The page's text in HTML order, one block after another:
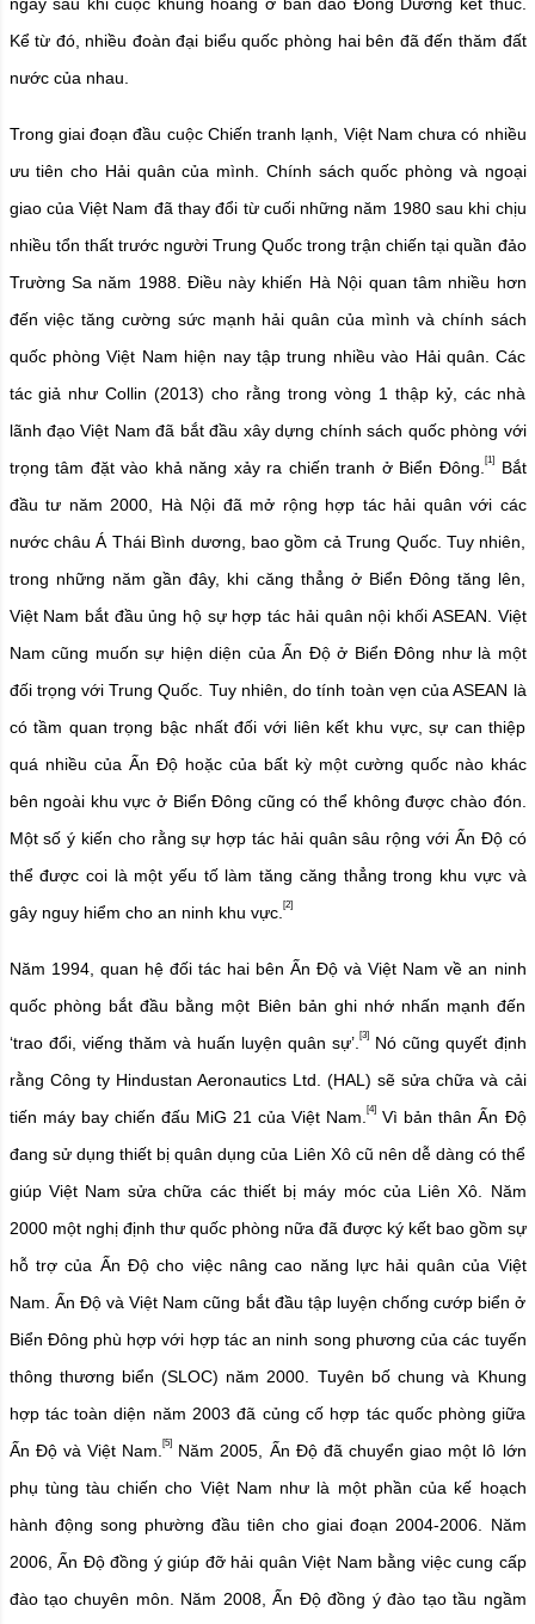
Kể từ đó, nhiều đoàn đại biểu quốc phòng hai bên đã đến thăm đất
nước của nhau.
Trong giai đoạn đầu cuộc Chiến tranh lạnh, Việt Nam chưa có nhiều
ưu tiên cho Hải quân của mình. Chính sách quốc phòng và ngoại
giao của Việt Nam đã thay đổi từ cuối những năm 1980 sau khi chịu
nhiều tổn thất trước người Trung Quốc trong trận chiến tại quần đảo
Trường Sa năm 1988. Điều này khiến Hà Nội quan tâm nhiều hơn
đến việc tăng cường sức mạnh hải quân của mình và chính sách
quốc phòng Việt Nam hiện nay tập trung nhiều vào Hải quân. Các
tác giả như Collin (2013) cho rằng trong vòng 1 thập kỷ, các nhà
lãnh đạo Việt Nam đã bắt đầu xây dựng chính sách quốc phòng với
trọng tâm đặt vào khả năng xảy ra chiến tranh ở Biển Đông. [1]Bắt
đầu tư năm 2000, Hà Nội đã mở rộng hợp tác hải quân với các
nước châu Á Thái Bình dương, bao gồm cả Trung Quốc. Tuy nhiên,
trong những năm gần đây, khi căng thẳng ở Biển Đông tăng lên,
Việt Nam bắt đầu ủng hộ sự hợp tác hải quân nội khối ASEAN. Việt
Nam cũng muốn sự hiện diện của Ấn Độ ở Biển Đông như là một
đối trọng với Trung Quốc. Tuy nhiên, do tính toàn vẹn của ASEAN là
có tầm quan trọng bậc nhất đối với liên kết khu vực, sự can thiệp
quá nhiều của Ấn Độ hoặc của bất kỳ một cường quốc nào khác
bên ngoài khu vực ở Biển Đông cũng có thể không được chào đón.
Một số ý kiến cho rằng sự hợp tác hải quân sâu rộng với Ấn Độ có
thể được coi là một yếu tố làm tăng căng thẳng trong khu vực và
gây nguy hiểm cho an ninh khu vực. [2]
Năm 1994, quan hệ đối tác hai bên Ấn Độ và Việt Nam về an ninh
quốc phòng bắt đầu bằng một Biên bản ghi nhớ nhấn mạnh đến
‘trao đổi, viếng thăm và huấn luyện quân sự’.[3]
Nó cũng quyết định
rằng Công ty Hindustan Aeronautics Ltd. (HAL) sẽ sửa chữa và cải
tiến máy bay chiến đấu MiG 21 của Việt Nam.[4] Vì bản thân Ấn Độ
đang sử dụng thiết bị quân dụng của Liên Xô cũ nên dễ dàng có thể
giúp Việt Nam sửa chữa các thiết bị máy móc của Liên Xô. Năm
2000 một nghị định thư quốc phòng nữa đã được ký kết bao gồm sự
hỗ trợ của Ấn Độ cho việc nâng cao năng lực hải quân của Việt
Nam. Ấn Độ và Việt Nam cũng bắt đầu tập luyện chống cướp biển ở
Biển Đông phù hợp với hợp tác an ninh song phương của các tuyến
thông thương biển (SLOC) năm 2000. Tuyên bố chung và Khung
hợp tác toàn diện năm 2003 đã củng cố hợp tác quốc phòng giữa
Ấn Độ và Việt Nam.[5]
Năm 2005, Ấn Độ đã chuyển giao một lô lớn
phụ tùng tàu chiến cho Việt Nam như là một phần của kế hoạch
hành động song phường đầu tiên cho giai đoạn 2004-2006. Năm
2006, Ấn Độ đồng ý giúp đỡ hải quân Việt Nam bằng việc cung cấp
đào tạo chuyên môn. Năm 2008, Ấn Độ đồng ý đào tạo tầu ngầm